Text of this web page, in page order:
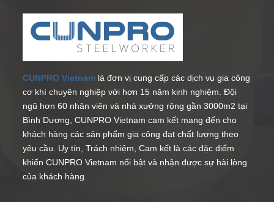
CUNPRO Vietnam là đơn vị cung cấp các dịch vụ gia công
cơ khí chuyên nghiệp với hơn 15 năm kinh nghiệm. Đội
ngũ hơn 60 nhân viên và nhà xưởng rộng gần 3000m2 tại
Bình Dương, CUNPRO Vietnam cam kết mang đến cho
khách hàng các sản phẩm gia công đạt chất lượng theo
yêu cầu. Uy tín, Trách nhiệm, Cam kết là các đặc điểm
khiến CUNPRO Vietnam nổi bật và nhận được sự hài lòng
của khách hàng.